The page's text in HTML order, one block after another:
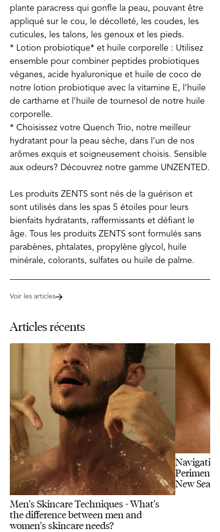
plante paracress qui gonfle la peau, pouvant être
appliqué sur le cou, le décolleté, les coudes, les
cuticules, les talons, les genoux et les pieds.
* Lotion probiotique* et huile corporelle : Utilisez
ensemble pour combiner peptides probiotiques
véganes, acide hyaluronique et huile de coco de
notre lotion probiotique avec la vitamine E, l’huile
de carthame et l’huile de tournesol de notre huile
corporelle.
* Choisissez votre Quench Trio, notre meilleur
hydratant pour la peau sèche, dans l’un de nos
arômes exquis et soigneusement choisis. Sensible
aux odeurs? Découvrez notre gamme UNZENTED.
Les produits ZENTS sont nés de la guérison et
sont utilisés dans les spas 5 étoiles pour leurs
bienfaits hydratants, raffermissants et défiant le
âge. Tous les produits ZENTS sont formulés sans
parabènes, phtalates, propylène glycol, huile
minérale, colorants, sulfates ou huile de palme.
Voir les articles
Articles récents
Men's Skincare Techniques - What's
the difference between men and
women's skincare needs?
New